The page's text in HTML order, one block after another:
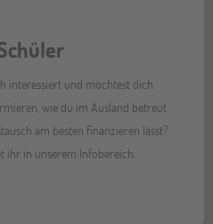
interessiert und möchtest dich
wie du im Ausland betreut
am besten finanzieren lässt?
ihr in unserem Infobereich.